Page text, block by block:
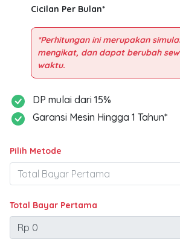
Cicilan Per Bulan*
*Perhitungan ini merupakan
mengikat, dan dapat berubah
DP mulai dari 15%
Garansi Mesin Hingga 1 Tahun*
Pilih Metode
Total Bayar Pertama